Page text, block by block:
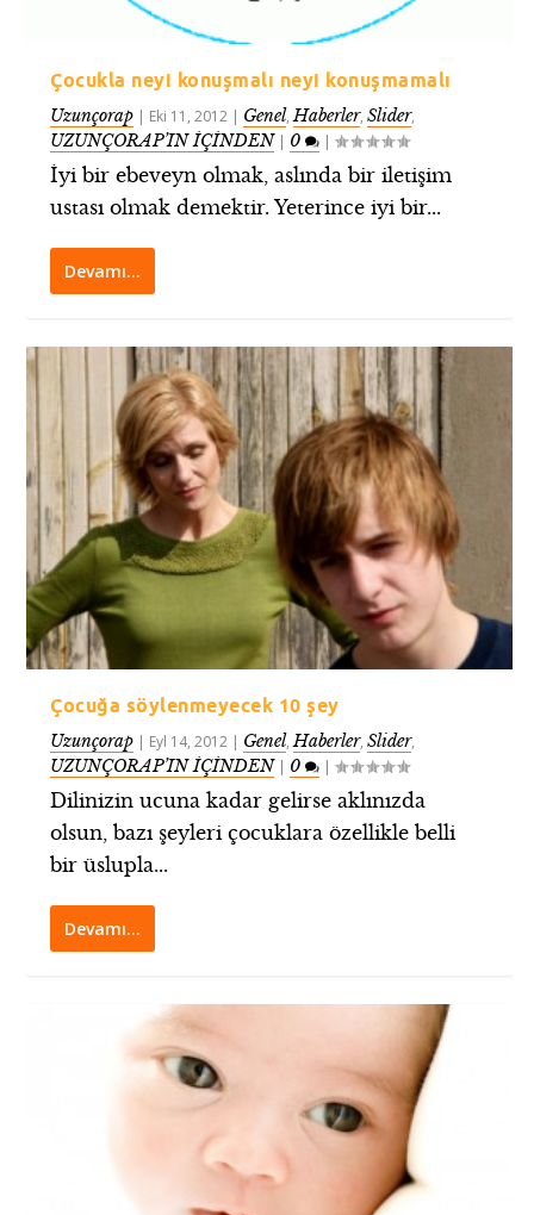
Çocukla neyi konuşmalı neyi konuşmamalı
Uzunçorap | Eki 11, 2012 | Genel,Haberler,Slider,
UZUNÇORAP’IN İÇİNDEN| 0 |
İyi bir ebeveyn olmak, aslında bir iletişim
ustası olmak demektir. Yeterince iyi bir...
Devamı…
Çocuğa söylenmeyecek 10 şey
Uzunçorap | Eyl 14, 2012 | Genel,Haberler,Slider,
UZUNÇORAP’IN İÇİNDEN| 0 |
Dilinizin ucuna kadar gelirse aklınızda
olsun, bazı şeyleri çocuklara özellikle belli
bir üslupla...
Devamı…